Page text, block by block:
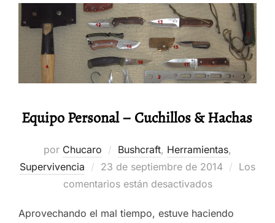
Equipo Personal – Cuchillos & Hachas
por Chucaro Bushcraft, Herramientas,
Supervivencia
Publicado
el
23 de septiembre de 2014
Los
comentarios están desactivados
Aprovechando el mal tiempo, estuve haciendo